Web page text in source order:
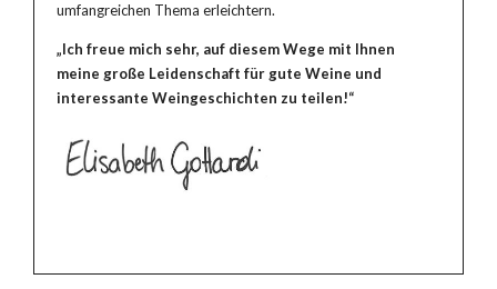
umfangreichen Thema erleichtern.
„Ich freue mich sehr, auf diesem Wege mit Ihnen
meine große Leidenschaft für gute Weine und
interessante Weingeschichten zu teilen!“